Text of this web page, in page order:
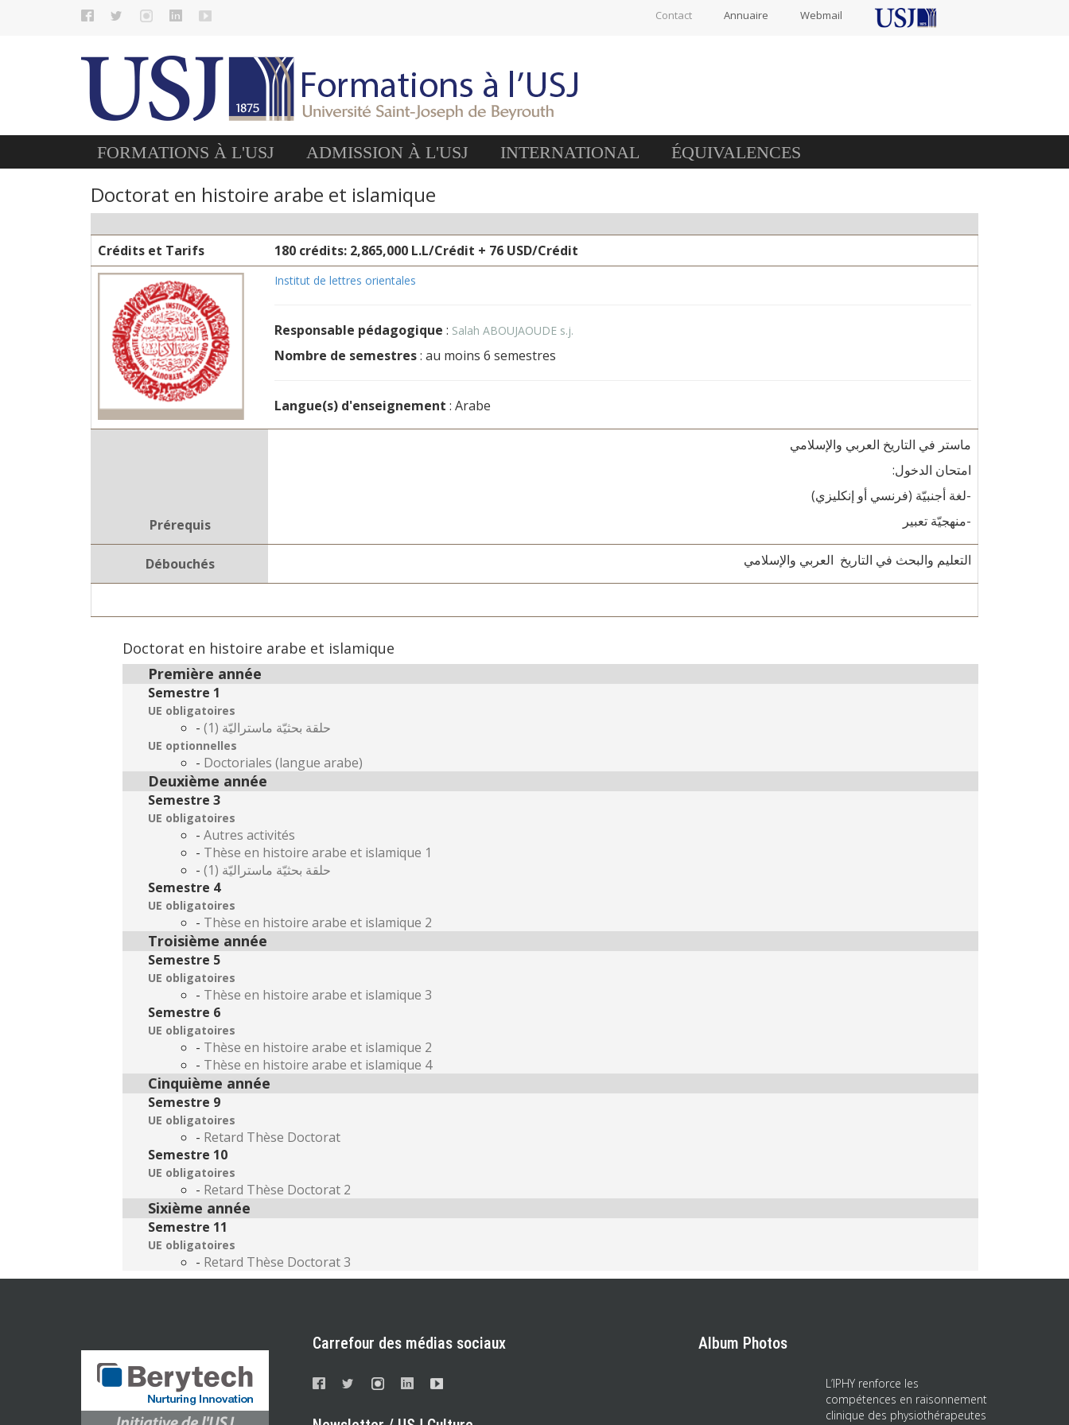
Contact Annuaire Webmail
FORMATIONS À L'USJ ADMISSION À L'USJ INTERNATIONAL ÉQUIVALENCES
Doctorat en histoire arabe et islamique
Crédits et Tarifs 180 crédits: 2,865,000 L.L/Crédit + 76 USD/Crédit
Institut de lettres orientales
Responsable pédagogique : Salah ABOUJAOUDE s.j.
Nombre de semestres: au moins 6 semestres
Langue(s) d'enseignement : Arabe
Prérequis
ماستر في التاريخ العربي والإسلامي
امتحان الدخول:
-لغة أجنبيّة (فرنسي أو إنكليزي)
-منهجيّة تعبير
Débouchés التعليم والبحث في التاريخ العربي والإسلامي
Doctorat en histoire arabe et islamique
Première année
Semestre 1
UE obligatoires
- حلقة بحثيّة ماستراليّة (1)
UE optionnelles
- Doctoriales (langue arabe)
Deuxième année
Semestre 3
UE obligatoires
- Autres activités
- Thèse en histoire arabe et islamique 1
-
حلقة بحثيّة ماستراليّة (1)
Semestre 4
UE obligatoires
- Thèse en histoire arabe et islamique 2
Troisième année
Semestre 5
UE obligatoires
- Thèse en histoire arabe et islamique 3
Semestre 6
UE obligatoires
- Thèse en histoire arabe et islamique 2
- Thèse en histoire arabe et islamique 4
Cinquième année
Semestre 9
UE obligatoires
- Retard Thèse Doctorat
Semestre 10
UE obligatoires
- Retard Thèse Doctorat 2
Sixième année
Semestre 11
UE obligatoires
- Retard Thèse Doctorat 3
Carrefour des médias sociaux Album Photos
L’IPHY renforce les
compétences en raisonnement
clinique des physiothérapeutes